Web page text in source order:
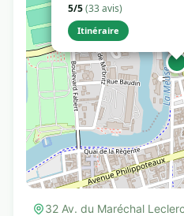
5/5(33 avis)
Itinéraire
32 Av. du Maréchal